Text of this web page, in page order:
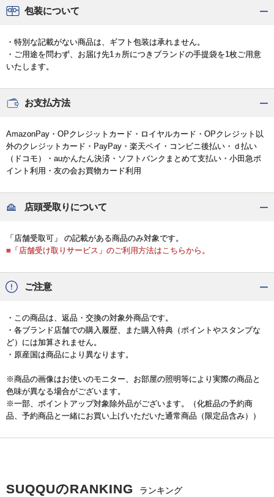
包装について
・特別な記載がない商品は、ギフト包装は承れません。
・ご用途を問わず、お届け先1ヵ所につきブランドの手提袋を1枚ご用意
いたします。
お支払方法
AmazonPay・OPクレジットカード・ロイヤルカード・OPクレジット以
外のクレジットカード・PayPay・楽天ペイ・コンビニ後払い・ｄ払い
（ドコモ）・auかんたん決済・ソフトバンクまとめて支払い・小田急ポ
イント利用・友の会お買物カード利用
店頭受取りについて
「店舗受取可」 の記載がある商品のみ対象です。
■「店舗受け取りサービス」のご利用方法はこちらから。
ご注意
・この商品は、返品・交換の対象外商品です。
・各ブランド店舗での購入履歴、また購入特典（ポイントやスタンプな
ど）には加算されません。
・原産国は商品により異なります。
※商品の画像はお使いのモニター、お部屋の照明等により実際の商品と
色味が異なる場合がございます。
※一部、ポイントアップ対象除外品がございます。（化粧品の予約商
品、予約商品と一緒にお買い上げいただいた通常商品（限定品含み））
SUQQUのRANKING ランキング